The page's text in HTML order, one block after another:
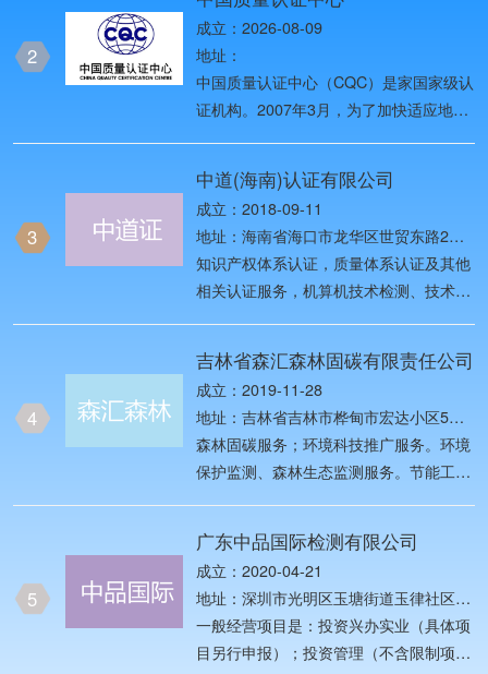
际化战略、全球化品牌战略四个发展阶
段，2019年进入第五个发展阶段——网
络化战略阶段，团队目前已发展为全国
ISO体系认证头部品牌。
2
成立：2026-08-09
地址：
中国质量认证中心（CQC）是家国家级认
证机构。2007年3月，为了加快适应地方
（CQC）与原中国检验认证集团
（CCIC）等机构进行重组改革，以做优
做强CQC和CCIC两个品牌 。
3
中道(海南)认证有限公司
成立：2018-09-11
地址：海南省海口市龙华区世贸东路2号
世贸雅苑G座第11层11A房
知识产权体系认证，质量体系认证及其他
相关认证服务，机算机技术检测、技术服
务。
4
吉林省森汇森林固碳有限责任公司
成立：2019-11-28
地址：吉林省吉林市桦甸市宏达小区5栋
75号门
森林固碳服务；环境科技推广服务。环境
保护监测、森林生态监测服务。节能工程
发、技术咨询、技术合作、技术推广、技
术服务；售电服务；会议及展览展示服
务；模型设计与制作；展厅布置设计；企
业管理系统开发；体系认证咨询；农、林
业产业化联合体；农产品初加工、食品加
5
广东中品国际检测有限公司
成立：2020-04-21
地址：深圳市光明区玉塘街道玉律社区玉
泉路新益工业园第D栋一层
一般经营项目是：投资兴办实业（具体项
目另行申报）；投资管理（不含限制项